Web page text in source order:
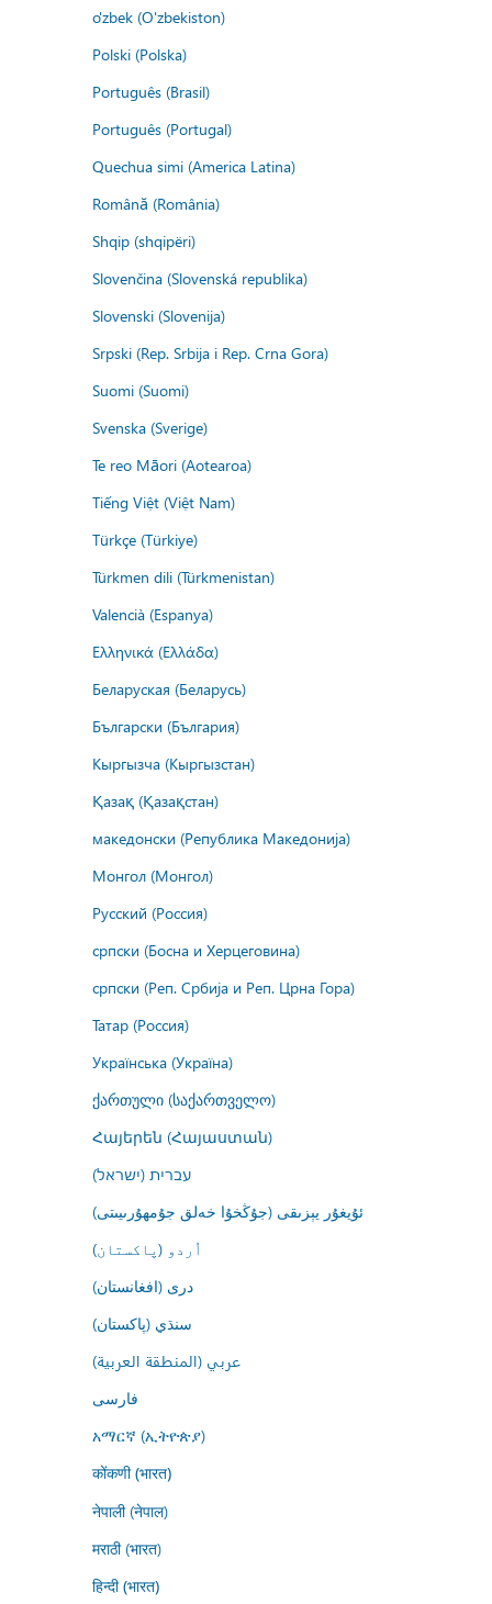
o'zbek (O'zbekiston)
Polski (Polska)
Português (Brasil)
Português (Portugal)
Quechua simi (America Latina)
Română (România)
Shqip (shqipëri)
Slovenčina (Slovenská republika)
Slovenski (Slovenija)
Srpski (Rep. Srbija i Rep. Crna Gora)
Suomi (Suomi)
Svenska (Sverige)
Te reo Māori (Aotearoa)
Tiếng Việt (Việt Nam)
Türkçe (Türkiye)
Türkmen dili (Türkmenistan)
Valencià (Espanya)
Ελληνικά (Ελλάδα)
Беларуская (Беларусь)
Български (България)
Кыргызча (Кыргызстан)
Қазақ (Қазақстан)
македонски (Република Македонија)
Монгол (Монгол)
Русский (Россия)
српски (Босна и Херцеговина)
српски (Реп. Србија и Реп. Црна Гора)
Татар (Россия)
Українська (Україна)
ქართული (საქართველო)
Հայերեն (Հայաստան)
עברית (ישראל)
ئۇيغۇر يېزىقى (جۇڭخۇا خەلق جۇمھۇرىيىتى)
اُردو (پاکستان)
درى (افغانستان)
سنڌي (پاکستان)
عربي (المنطقة العربية)
فارسى
አማርኛ (ኢትዮጵያ)
कोंकणी (भारत)
नेपाली (नेपाल)
मराठी (भारत)
हिन्दी (भारत)